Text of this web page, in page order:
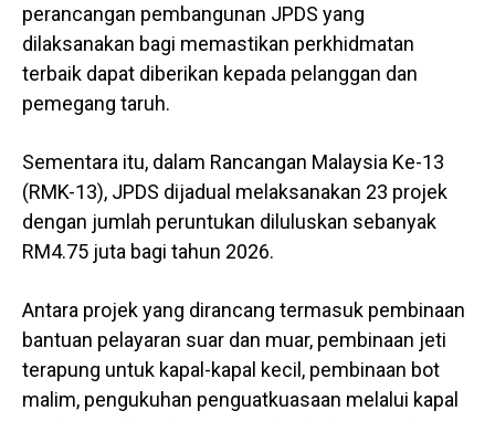
perancangan pembangunan JPDS yang
dilaksanakan bagi memastikan perkhidmatan
terbaik dapat diberikan kepada pelanggan dan
pemegang taruh.
Sementara itu, dalam Rancangan Malaysia Ke-13
(RMK-13), JPDS dijadual melaksanakan 23 projek
dengan jumlah peruntukan diluluskan sebanyak
RM4.75 juta bagi tahun 2026.
Antara projek yang dirancang termasuk pembinaan
bantuan pelayaran suar dan muar, pembinaan jeti
terapung untuk kapal-kapal kecil, pembinaan bot
malim, pengukuhan penguatkuasaan melalui kapal